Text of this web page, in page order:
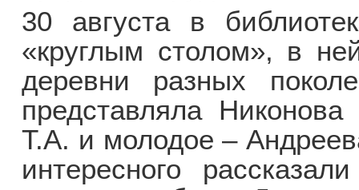
30 августа в
«круглым столом», в
деревни разных
представляла
Т.А. и молодое –
интересного